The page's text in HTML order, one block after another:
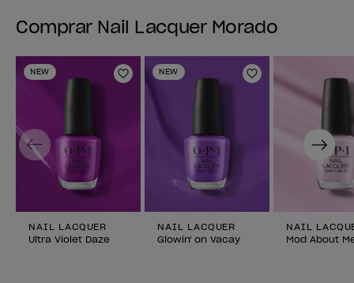
Comprar Nail Lacquer Morado
NEW
Añadir a la lista de deseos
NAIL LACQUER
Ultra Violet Daze
NEW
Añadir a la
NAIL LACQUER
Glowin' on Vacay
NAIL
Mod About
Previous Next